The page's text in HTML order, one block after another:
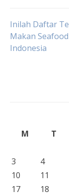
Post
Inilah Daftar
Makan
Indonesia
M
T
3
4
10
11
17
18